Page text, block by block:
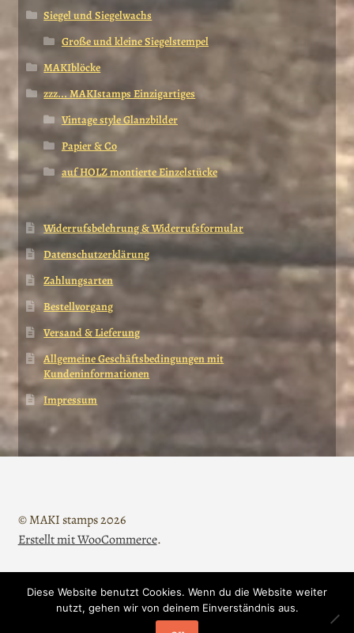
Siegel und Siegelwachs
Große und kleine Siegelstempel
MAKIblöcke
zzz... MAKIstamps Einzigartiges
Vintage style Glanzbilder
Papier & Co
auf HOLZ montierte Einzelstücke
Widerrufsbelehrung & Widerrufsformular
Datenschutzerklärung
Zahlungsarten
Bestellvorgang
Versand & Lieferung
Allgemeine Geschäftsbedingungen mit
Kundeninformationen
Impressum
© MAKI stamps 2026
Erstellt mit WooCommerce.
Vertrag widerrufen
Diese Website benutzt Cookies. Wenn du die Website weiter
nutzt, gehen wir von deinem Einverständnis aus.